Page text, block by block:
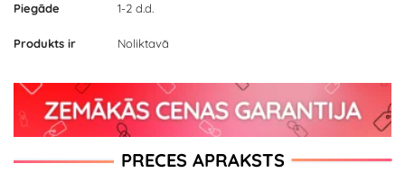
Piegāde 1-2 d.d.
Produkts ir Noliktavā
PRECES APRAKSTS